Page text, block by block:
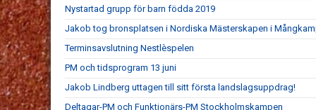
Nystartad grupp för barn födda 2019
Jakob tog bronsplatsen i Nordiska Mästerskapen i
Terminsavslutning Nestlèspelen
PM och tidsprogram 13 juni
Jakob Lindberg uttagen till sitt första landslagsuppdrag!
Deltagar-PM och Funktionärs-PM Stockholmskampen